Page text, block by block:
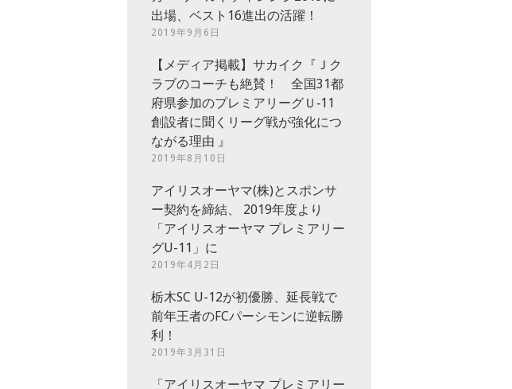
出場、ベスト16進出の活躍！
2019年9月6日
【メディア掲載】サカイク『Ｊク
ラブのコーチも絶賛！ 全国31都
府県参加のプレミアリーグＵ‐11
創設者に聞くリーグ戦が強化につ
ながる理由 』
2019年8月10日
アイリスオーヤマ(株)とスポンサ
ー契約を締結、 2019年度より
「アイリスオーヤマ プレミアリー
グU-11」に
2019年4月2日
栃木SC U-12が初優勝、延長戦で
前年王者のFCパーシモンに逆転勝
利！
2019年3月31日
「アイリスオーヤマ プレミアリー